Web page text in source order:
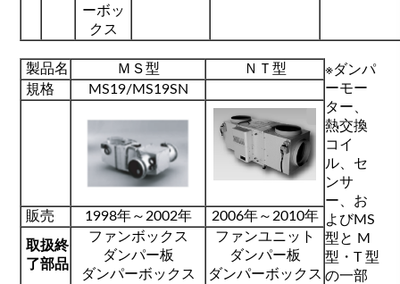
ーボッ
クス
製品名 ＭＳ型
ＮＴ型
規格
MS19/MS19SN
販売 1998年～2002年 2006年～2010年
取扱終
了部品
ファンボックス
ダンパー板
ダンパーボックス
ファンユニット
ダンパー板
ダンパーボックス
※ダンパ
ーモー
ター、
熱交換
コイ
ル、セ
ンサ
ー、お
よびMS
型と M
型・T 型
の一部